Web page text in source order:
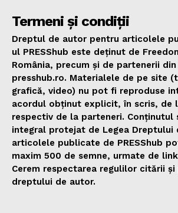
Termeni și condiții
Dreptul de autor pentru articolele
ul PRESShub este deținut de
România, precum și de partenerii
presshub.ro. Materialele de pe site
grafică, video) nu pot fi reproduse
acordul obținut explicit, în scris, de
respectiv de la parteneri. Conținutul
integral protejat de Legea Dreptului
articolele publicate de PRESShub
maxim 500 de semne, urmate de
Cerem respectarea regulilor citării
dreptului de autor.